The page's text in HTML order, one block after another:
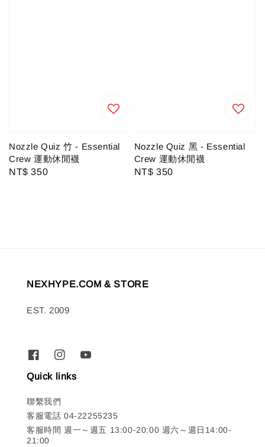
Nozzle Quiz 竹 - Essential
Crew 運動休閒襪
Regular
NT$ 350
Nozzle Quiz 黑 - Essential
Crew 運動休閒襪
Regular
NT$ 350
NEXHYPE.COM & STORE
EST. 2009
Quick links
聯繫我們
客服電話 04-22255235
客服時間 週一～週五 13:00-20:00 週六～週日14:00-
21:00